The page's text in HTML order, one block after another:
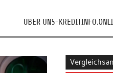
ÜBER UNS-